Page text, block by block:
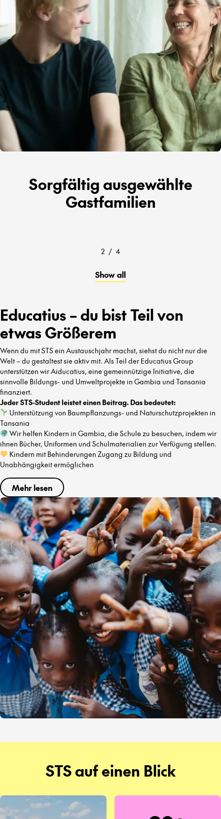
Sorgfältig ausgewählte
Gastfamilien
2 / 4
Show all
Educatius – du bist Teil von
etwas Größerem
Wenn du mit STS ein Austauschjahr machst, siehst du nicht nur die
Welt – du gestaltest sie aktiv mit. Als Teil der Educatius Group
unterstützen wir Aiducatius, eine gemeinnützige Initiative, die
sinnvolle Bildungs- und Umweltprojekte in Gambia und Tansania
finanziert.
Jeder STS-Student leistet einen Beitrag. Das bedeutet:
Unterstützung von Baumpflanzungs- und Naturschutzprojekten in
Tansania
Wir helfen Kindern in Gambia, die Schule zu besuchen, indem wir
ihnen Bücher, Uniformen und Schulmaterialien zur Verfügung stellen.
Kindern mit Behinderungen Zugang zu Bildung und
Unabhängigkeit ermöglichen
Mehr lesen
STS auf einen Blick